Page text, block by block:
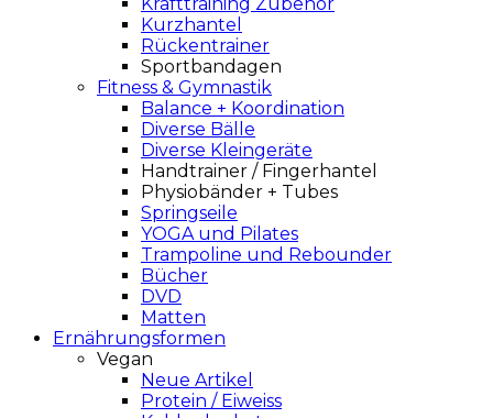
Kurzhantel
Rückentrainer
Sportbandagen
Fitness & Gymnastik
Balance + Koordination
Diverse Bälle
Diverse Kleingeräte
Handtrainer / Fingerhantel
Physiobänder + Tubes
Springseile
YOGA und Pilates
Trampoline und Rebounder
Bücher
DVD
Matten
Ernährungsformen
Vegan
Neue Artikel
Protein / Eiweiss